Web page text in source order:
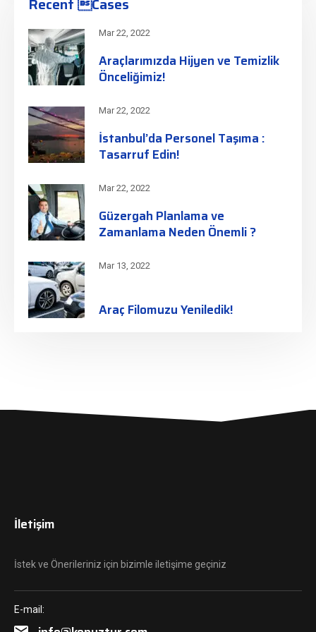
Mar 22, 2022
Araçlarımızda Hijyen ve Temizlik
Önceliğimiz!
Mar 22, 2022
İstanbul’da Personel Taşıma :
Tasarruf Edin!
Mar 22, 2022
Güzergah Planlama ve
Zamanlama Neden Önemli ?
Mar 13, 2022
Araç Filomuzu Yeniledik!
İletişim
İstek ve Önerileriniz için bizimle iletişime geçiniz
E-mail: